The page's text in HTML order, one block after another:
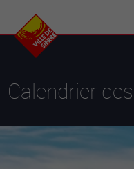
Calendrier